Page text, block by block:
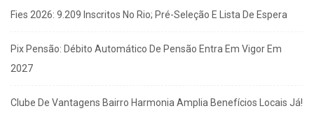
Fies 2026: 9.209 Inscritos No Rio; Pré-Seleção E Lista De Espera
Pix Pensão: Débito Automático De Pensão Entra Em Vigor Em
2027
Clube De Vantagens Bairro Harmonia Amplia Benefícios Locais Já!